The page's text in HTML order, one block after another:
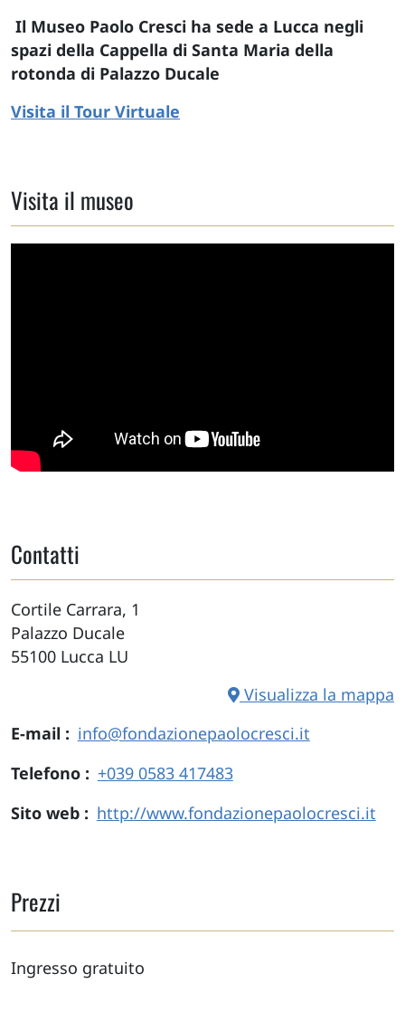
Il Museo Paolo Cresci ha sede a Lucca negli
spazi della Cappella di Santa Maria della
rotonda di Palazzo Ducale
Visita il Tour Virtuale
Visita il museo
Contatti
Cortile Carrara, 1
Palazzo Ducale
55100 Lucca LU
Visualizza la mappa
E-mail
info@fondazionepaolocresci.it
Telefono
+039 0583 417483
Sito web
http://www.fondazionepaolocresci.it
Prezzi
Ingresso gratuito